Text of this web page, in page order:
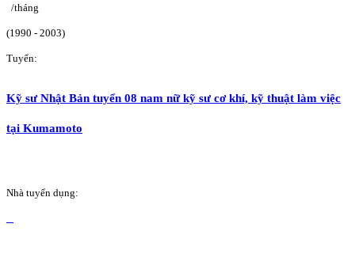
/tháng
(1990 - 2003)
Tuyển:
Kỹ sư Nhật Bản tuyển 08 nam nữ kỹ sư cơ khí, kỹ thuật làm việc
tại Kumamoto
Nhà tuyển dụng: